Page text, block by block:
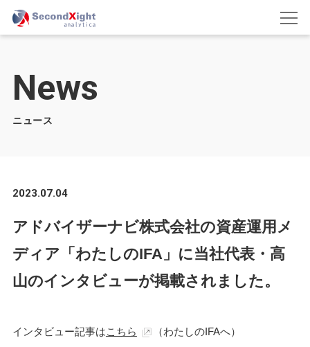
News
ニュース
2023.07.04
アドバイザーナビ株式会社の資産運用メ
ディア「わたしのIFA」に当社代表・高
山のインタビューが掲載されました。
インタビュー記事はこちら （わたしのIFAへ）